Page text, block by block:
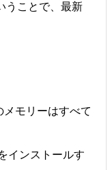
うことで、最新
モリーはすべて
インストールす